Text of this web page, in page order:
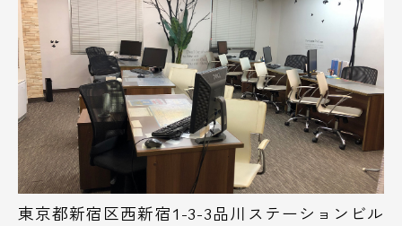
東京都新宿区西新宿1-3-3品川ステーションビル